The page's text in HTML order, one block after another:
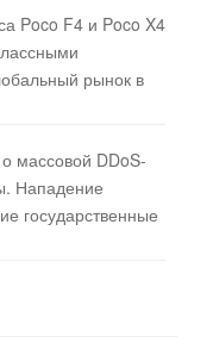
Poco F4 и Poco X4
рынок в
массовой DDoS-
Нападение
государственные